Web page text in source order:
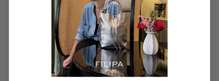
Look con Adidas Samba y Coco negro